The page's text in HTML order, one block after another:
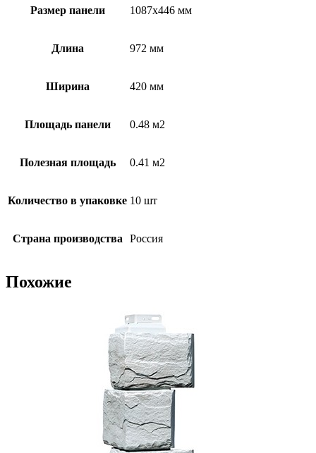
Размер панели 1087х446 мм
Длина 972 мм
Ширина 420 мм
Площадь панели 0.48 м2
Полезная площадь 0.41 м2
Количество в упаковке 10 шт
Страна производства Россия
Похожие